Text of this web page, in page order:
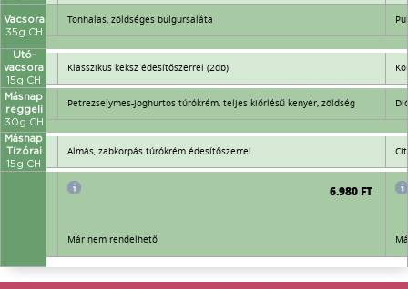
Vacsora
35g CH
Tonhalas, zöldséges bulgursaláta
Utó-
vacsora
15g CH
Klasszikus keksz édesítőszerrel (2db)
Másnap
reggeli
30g CH
Petrezselymes-joghurtos túrókrém, teljes kiőrlésű kenyér, zöldség
Másnap
Tízórai
15g CH
Almás, zabkorpás túrókrém édesítőszerrel
6.980 FT
Már nem rendelhető